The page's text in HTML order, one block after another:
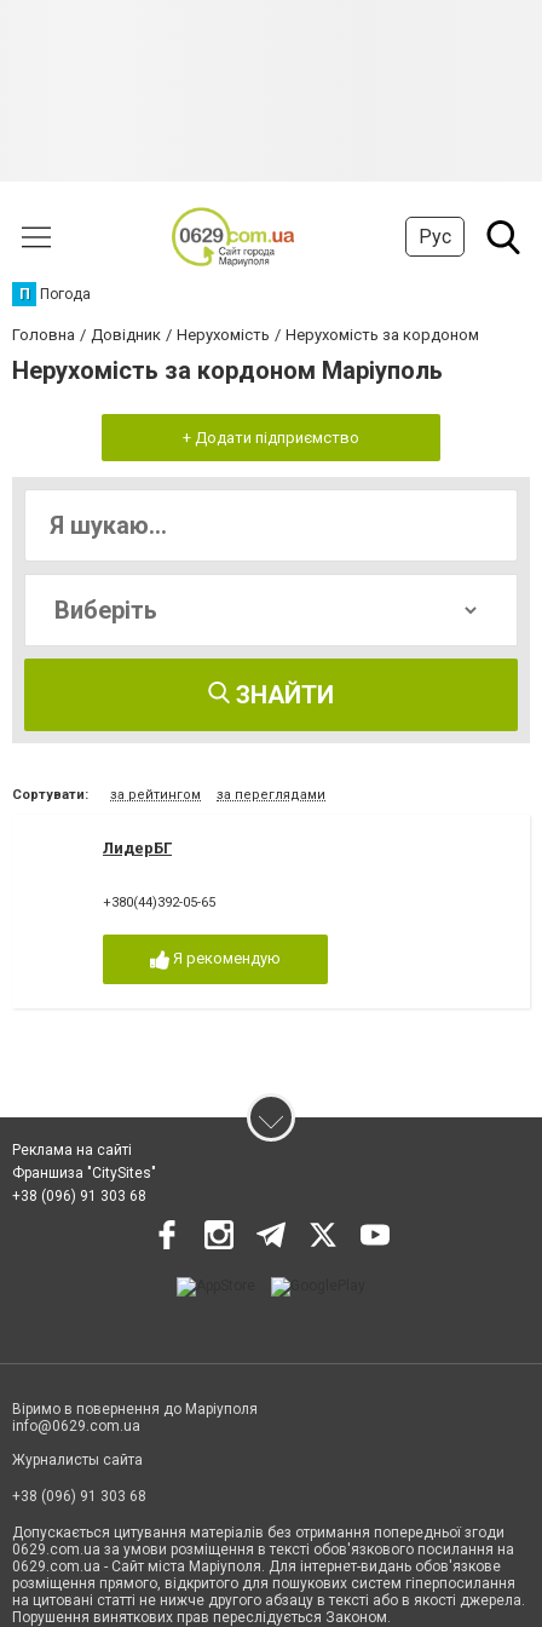
Рус
П Погода
Головна Довідник Нерухомість Нерухомість за кордоном
Нерухомість за кордоном Маріуполь
+ Додати підприємство
ЗНАЙТИ
Сортувати: за рейтингом за переглядами
ЛидерБГ
+380(44)392-05-65
Я рекомендую
Реклама на сайті
Франшиза "CitySites"
+38 (096) 91 303 68
Віримо в повернення до Маріуполя
info@0629.com.ua
Журналисты сайта
+38 (096) 91 303 68
Допускається цитування матеріалів без отримання попередньої згоди
0629.com.ua за умови розміщення в тексті обов'язкового посилання на
0629.com.ua - Сайт міста Маріуполя. Для інтернет-видань обов'язкове
розміщення прямого, відкритого для пошукових систем гіперпосилання
на цитовані статті не нижче другого абзацу в тексті або в якості джерела.
Порушення виняткових прав переслідується Законом.